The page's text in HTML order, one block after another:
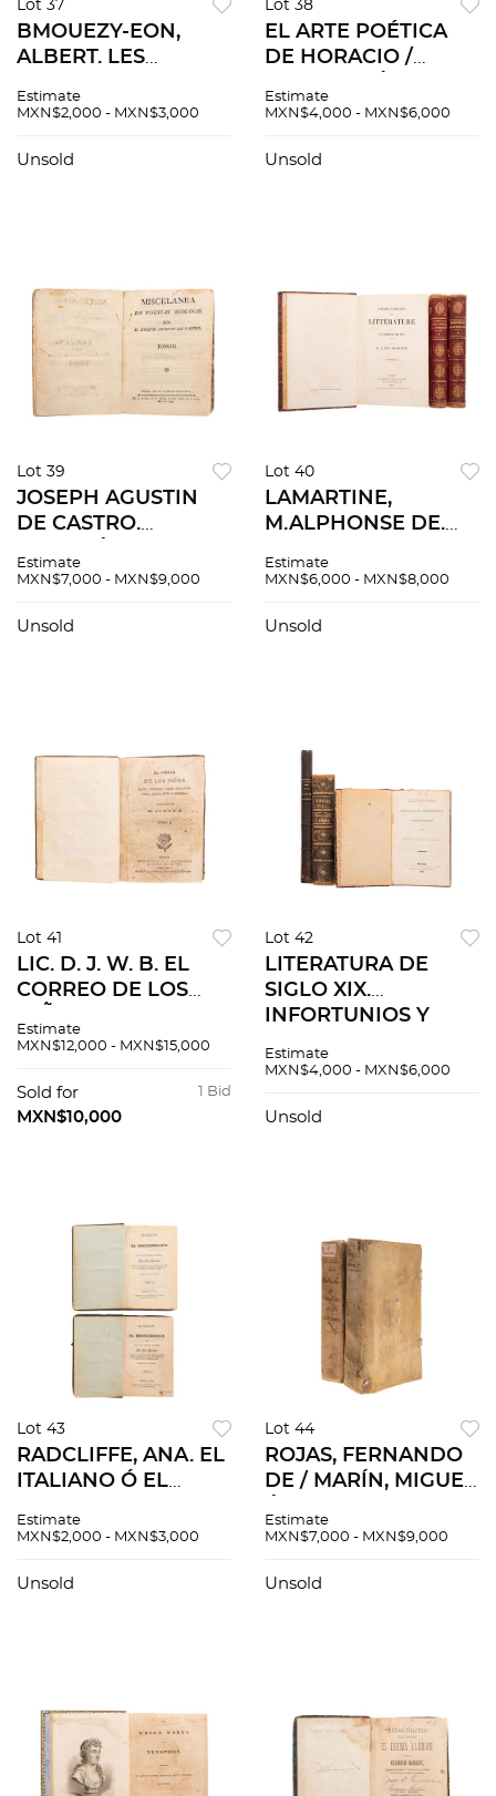
Lot 37
BMOUEZY-EON,
ALBERT. LES
L'HOMÉOPATHIE,
AVEC LA SCIENCE
Estimate
MXN$2,000 - MXN$3,000
Unsold
Lot 38
EL ARTE POÉTICA
DE HORACIO /
LAS EGLOGAS VIII, Y
MÉXICO, 1786.
Estimate
MXN$4,000 - MXN$6,000
Unsold
Lot 39
JOSEPH AGUSTIN
DE CASTRO.
POESÍAS HUMANAS.
OFICINA DE DON
Estimate
MXN$7,000 - MXN$9,000
Unsold
Lot 40
LAMARTINE,
M.ALPHONSE DE.
LITTÉRATURE.
PARIS: ON
Estimate
MXN$6,000 - MXN$8,000
Unsold
Lot 41
LIC. D. J. W. B. EL
CORREO DE LOS
PERIÓDICO SOBRE
CIVIL Y LITERARIA.
MÉXICO, 1813. Tomo
Estimate
MXN$12,000 - MXN$15,000
1 Bid
Sold for
MXN$10,000
Lot 42
LITERATURA DE
SIGLO XIX.
INFORTUNIOS Y
APÓLOGOS,
NOVELITAS/ DE MI
Estimate
MXN$4,000 - MXN$6,000
Unsold
Lot 43
RADCLIFFE, ANA. EL
ITALIANO Ó EL
LOS PENITENTES
1845. TOMOS I-II.
Estimate
MXN$2,000 - MXN$3,000
Unsold
Lot 44
ROJAS, FERNANDO
DE / MARÍN, MIGUEL
CELESTINA /
1822 / 1806. Piezas: 2.
Estimate
MXN$7,000 - MXN$9,000
Unsold